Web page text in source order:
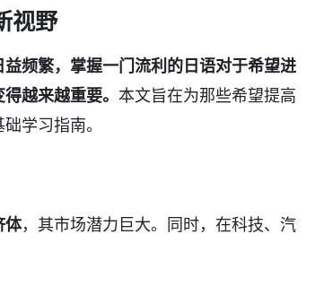
视野
频繁，掌握一门流利的日语对于希望进
越来越重要。 本文旨在为那些希望提高
学习指南。
体，其市场潜力巨大。同时，在科技、汽